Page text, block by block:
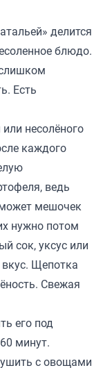
» делится
блюдо.
Есть
несолёного
каждого
ведь
мешочек
нужно потом
сок, уксус или
Щепотка
Свежая
его под
минут.
с овощами